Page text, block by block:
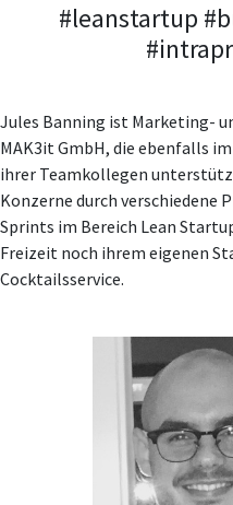
#leanstartup
Jules Banning ist Marketing-
MAK3it GmbH, die ebenfalls
ihrer Teamkollegen
Konzerne durch verschiedene
Sprints im Bereich Lean
Freizeit noch ihrem eigenen
Cocktailsservice.